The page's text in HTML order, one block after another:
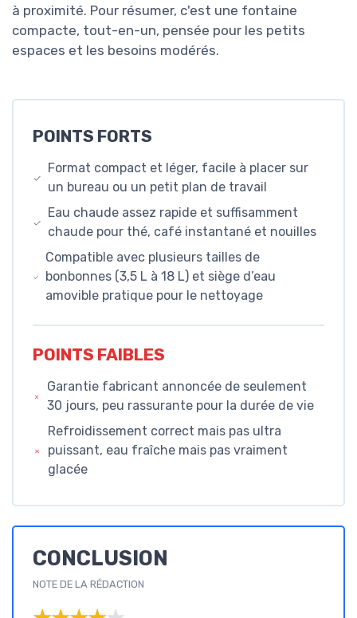
à proximité. Pour résumer, c'est une fontaine
compacte, tout-en-un, pensée pour les petits
espaces et les besoins modérés.
POINTS FORTS
Format compact et léger, facile à placer sur
un bureau ou un petit plan de travail
Eau chaude assez rapide et suffisamment
chaude pour thé, café instantané et nouilles
Compatible avec plusieurs tailles de
bonbonnes (3,5 L à 18 L) et siège d’eau
amovible pratique pour le nettoyage
POINTS FAIBLES
Garantie fabricant annoncée de seulement
30 jours, peu rassurante pour la durée de vie
Refroidissement correct mais pas ultra
puissant, eau fraîche mais pas vraiment
glacée
CONCLUSION
NOTE DE LA RÉDACTION